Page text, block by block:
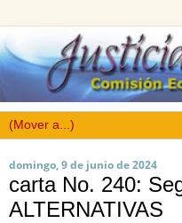
domingo, 9 de junio de 2024
carta No. 240:
ALTERNATIVAS